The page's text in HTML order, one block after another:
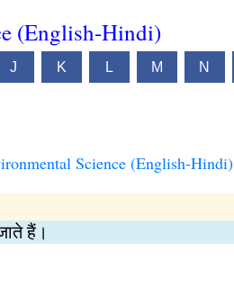
(English-Hindi)
J K L M N
Science (English-Hindi)
हैं।